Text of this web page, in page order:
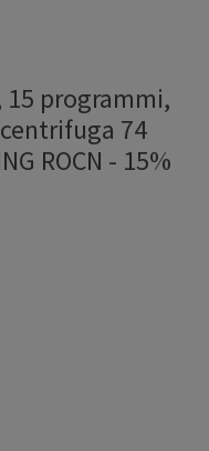
15 programmi,
74
ROCN - 15%